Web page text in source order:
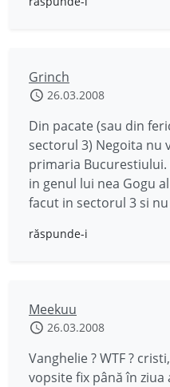
Grinch
26.03.2008
Din pacate (sau din
sectorul 3) Negoita nu
primaria Bucurestiului.
in genul lui nea Gogu
facut in sectorul 3 si
răspunde-i
Meekuu
26.03.2008
Vanghelie ? WTF ?
vopsite fix până în ziua